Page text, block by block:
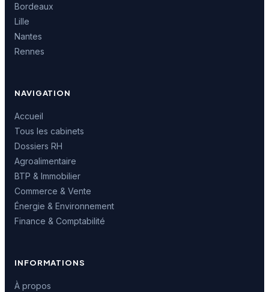
Bordeaux
Lille
Nantes
Rennes
NAVIGATION
Accueil
Tous les cabinets
Dossiers RH
Agroalimentaire
BTP & Immobilier
Commerce & Vente
Énergie & Environnement
Finance & Comptabilité
INFORMATIONS
À propos